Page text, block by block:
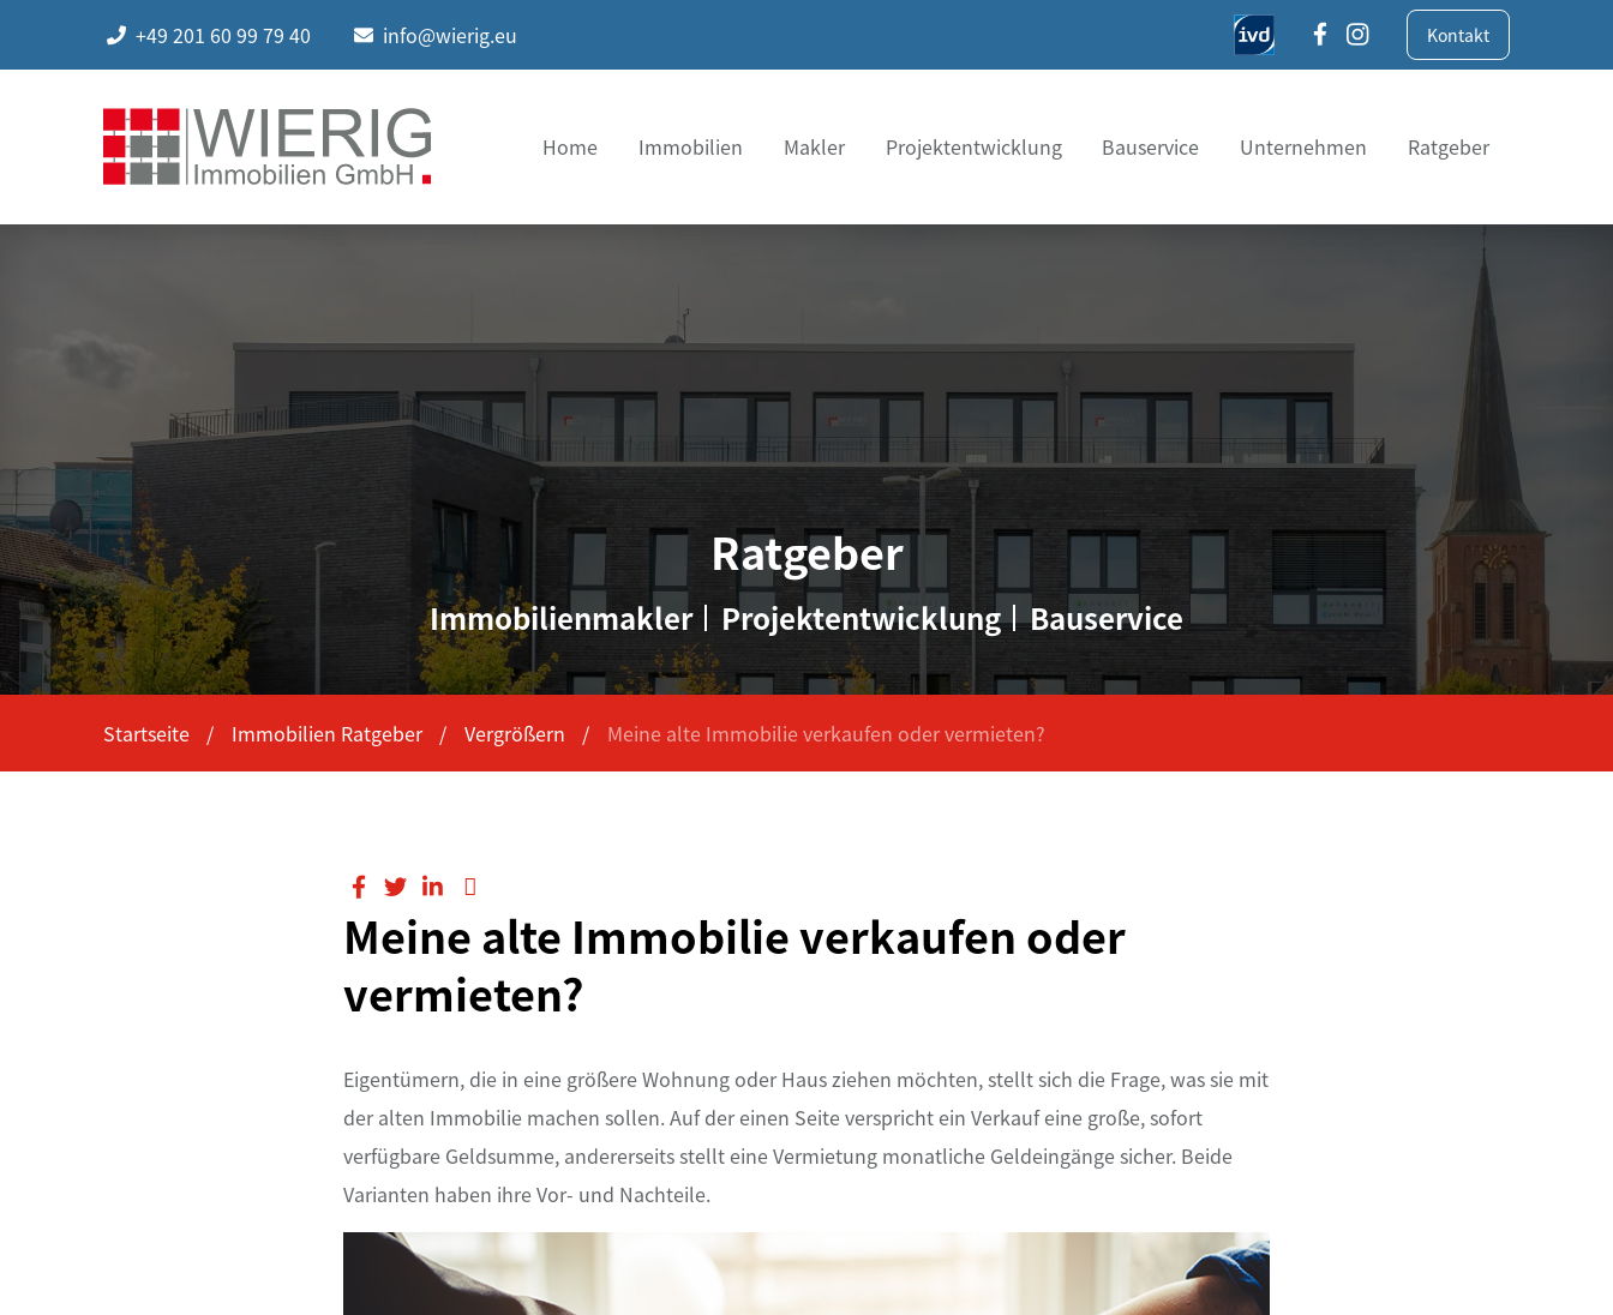
+49 201 60 99 79 40 info@wierig.eu Kontakt
Home Immobilien Makler Projektentwicklung Bauservice Unternehmen Ratgeber
Ratgeber
Immobilienmakler Projektentwicklung Bauservice
Startseite Immobilien Ratgeber Vergrößern Meine alte Immobilie verkaufen oder vermieten?
Meine alte Immobilie verkaufen oder
vermieten?
Eigentümern, die in eine größere Wohnung oder Haus ziehen möchten, stellt sich die Frage, was sie mit
der alten Immobilie machen sollen. Auf der einen Seite verspricht ein Verkauf eine große, sofort
verfügbare Geldsumme, andererseits stellt eine Vermietung monatliche Geldeingänge sicher. Beide
Varianten haben ihre Vor- und Nachteile.